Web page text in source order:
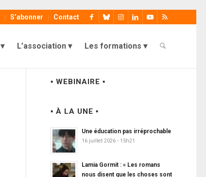
S’abonner Contact
L’association Les formations
▪ WEBINAIRE ▪
▪ À LA UNE ▪
Une éducation pas irréprochable
16 juillet 2026 - 15h21
Lamia Gormit : « Les romans
nous disent que les choses sont